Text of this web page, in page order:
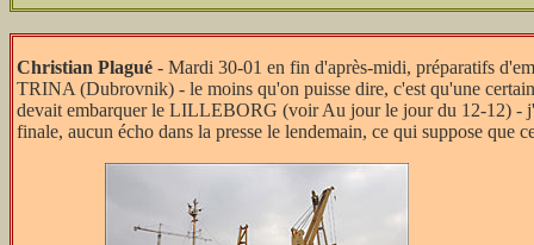
Christian Plagué - Mardi 30-01 en fin d'après-midi, préparatifs
TRINA (Dubrovnik) - le moins qu'on puisse dire, c'est qu'une
devait embarquer le LILLEBORG (voir Au jour le jour du 12-12) -
finale, aucun écho dans la presse le lendemain, ce qui suppose que